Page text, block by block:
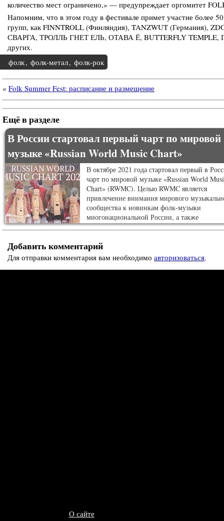
количество мест ограничено,» — предупреждает оргомитет
Напомним, что в этом году в фестивале примет участие более
групп, как FINNTROLL (Финляндия), TANZWUT
СВАРГА, ТРОЛЛЬ ГНЕТ ЕЛЬ, ОТАВА Ё, BUTTERFLY TEMPLE,
других.
фолк, фолк-метал, фолк-рок
« Folk Summer Fest: расписание и размещение
Ещё в разделе
В России стартовал первый чарт по мировой
музыке «Russian World Music Chart»
В октябре 2021 года стартовал первый в
чарт по мировой музыке «Russian World
Chart» (RWMC). Целью RWMC является
привлечение внимания мирового
сообщества к новинкам фолк-музыки
многонациональной России, а также
популяризация и помощь в продвижении
России в РФ и за рубежом.
Добавить комментарий
Для отправки комментария вам необходимо авторизоваться.
О сайте